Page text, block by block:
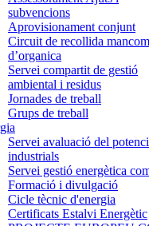
subvencions
Aprovisionament conjunt
Circuit de recollida
d’organica
Servei compartit de gestió
ambiental i residus
Jornades de treball
Grups de treball
Servei avaluació del
industrials
Servei gestió energètica
Formació i divulgació
Cicle tècnic d'energia
Certificats Estalvi Energètic